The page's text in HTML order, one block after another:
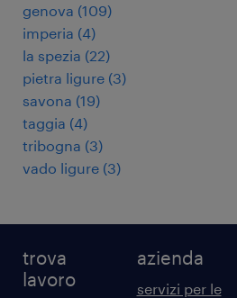
genova (109)
imperia (4)
la spezia (22)
pietra ligure (3)
savona (19)
taggia (4)
tribogna (3)
vado ligure (3)
trova
lavoro
azienda
servizi per le